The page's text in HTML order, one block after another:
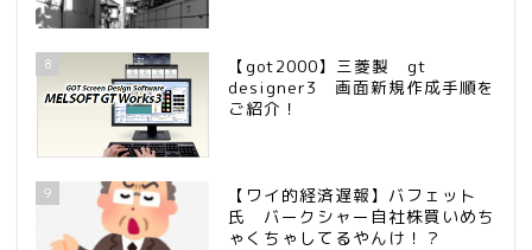
8
【got2000】三菱製 gt
designer3 画面新規作成手順を
ご紹介！
9
【ワイ的経済遅報】バフェット
氏 バークシャー自社株買いめち
ゃくちゃしてるやんけ！？